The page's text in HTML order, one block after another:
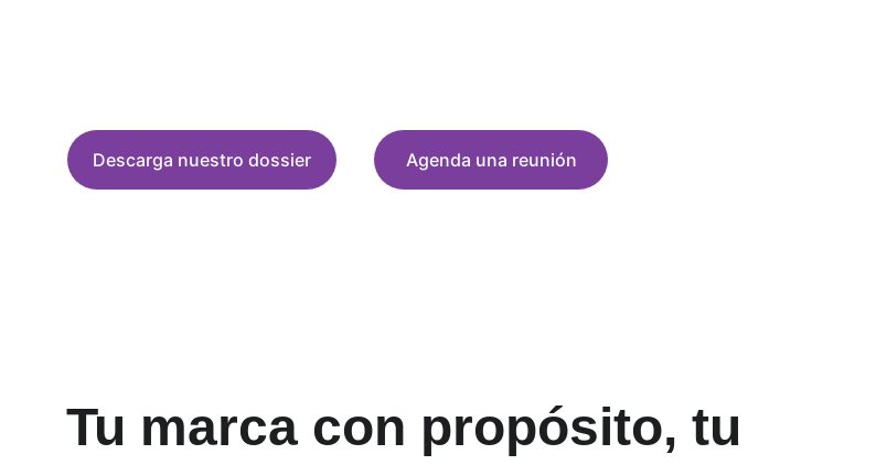
Descarga nuestro dossier Agenda una reunión
Tu marca con propósito, tu